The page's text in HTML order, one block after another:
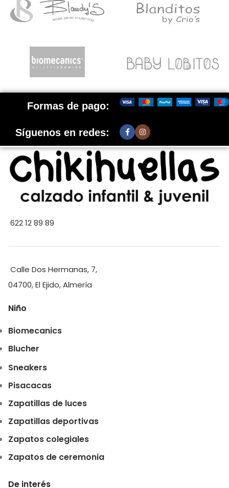
Formas de pago:
Síguenos en redes:
622 12 89 89
Calle Dos Hermanas, 7,
04700, El Ejido, Almería
Niño
Biomecanics
Blucher
Sneakers
Pisacacas
Zapatillas de luces
Zapatillas deportivas
Zapatos colegiales
Zapatos de ceremonia
De interés